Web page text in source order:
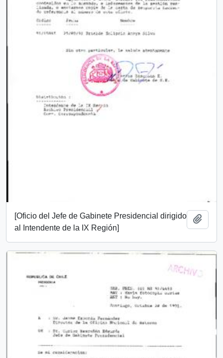
[Oficio del Jefe de Gabinete Presidencial dirigido
al Intendente de la IX Región]